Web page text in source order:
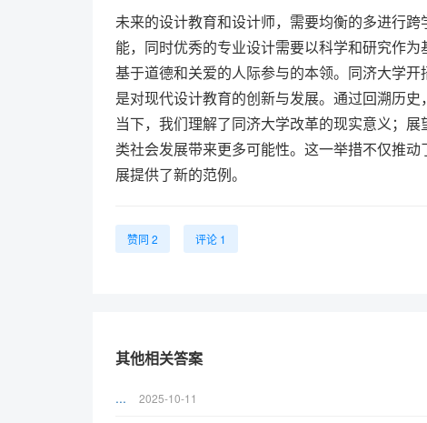
未来的设计教育和设计师，需要均衡的多进行
能，同时优秀的专业设计需要以科学和研究作
基于道德和关爱的人际参与的本领。同济大学
是对现代设计教育的创新与发展。通过回溯历
当下，我们理解了同济大学改革的现实意义；
类社会发展带来更多可能性。这一举措不仅推
展提供了新的范例。
赞同 2 评论 1
其他相关答案
... 2025-10-11